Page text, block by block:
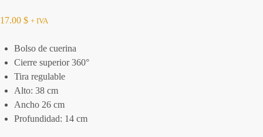
17.00 $ + IVA
Bolso de cuerina
Cierre superior 360°
Tira regulable
Alto: 38 cm
Ancho 26 cm
Profundidad: 14 cm